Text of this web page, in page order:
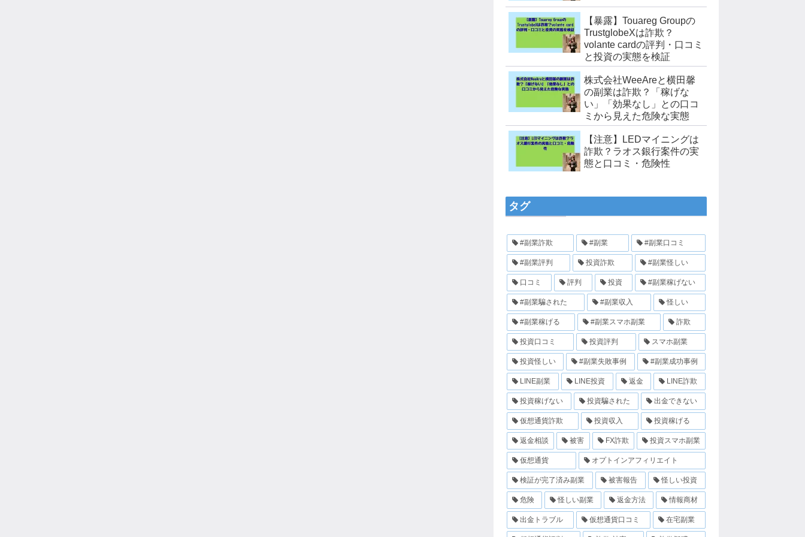
【暴露】Touareg Groupの
TrustglobeXは詐欺？
volante cardの評判・口コミ
と投資の実態を検証
株式会社WeeAreと横田馨
の副業は詐欺？「稼げな
い」「効果なし」との口コ
ミから見えた危険な実態
【注意】LEDマイニングは
詐欺？ラオス銀行案件の実
態と口コミ・危険性
タグ
#副業詐欺 #副業 #副業口コミ
#副業評判 投資詐欺 #副業怪しい
口コミ 評判 投資 #副業稼げない
#副業騙された #副業収入 怪しい
#副業稼げる #副業スマホ副業 詐欺
投資口コミ 投資評判 スマホ副業
投資怪しい #副業失敗事例 #副業成功事例
LINE副業 LINE投資 返金 LINE詐欺
投資稼げない 投資騙された 出金できない
仮想通貨詐欺 投資収入 投資稼げる
返金相談 被害 FX詐欺 投資スマホ副業
仮想通貨 オプトインアフィリエイト
検証が完了済み副業 被害報告 怪しい投資
危険 怪しい副業 返金方法 情報商材
出金トラブル 仮想通貨口コミ 在宅副業